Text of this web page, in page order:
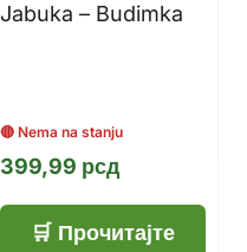
Jabuka – Budimka
399,99 рсд
Прочитајте